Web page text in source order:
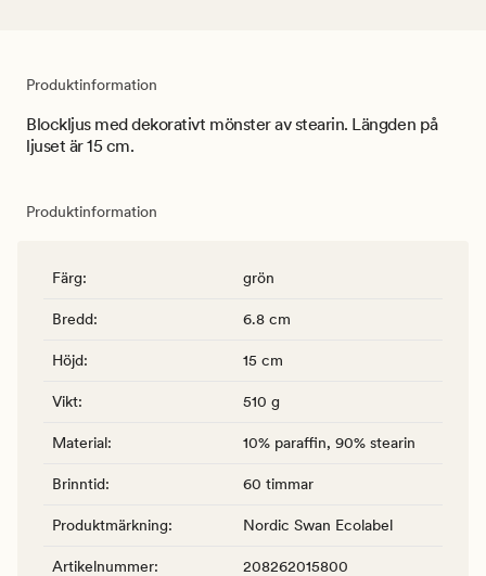
Produktinformation
Blockljus med dekorativt mönster av stearin. Längden på
ljuset är 15 cm.
Produktinformation
Färg: grön
Bredd: 6.8 cm
Höjd: 15 cm
Vikt: 510 g
Material: 10% paraffin, 90% stearin
Brinntid: 60 timmar
Produktmärkning: Nordic Swan Ecolabel
Artikelnummer: 208262015800